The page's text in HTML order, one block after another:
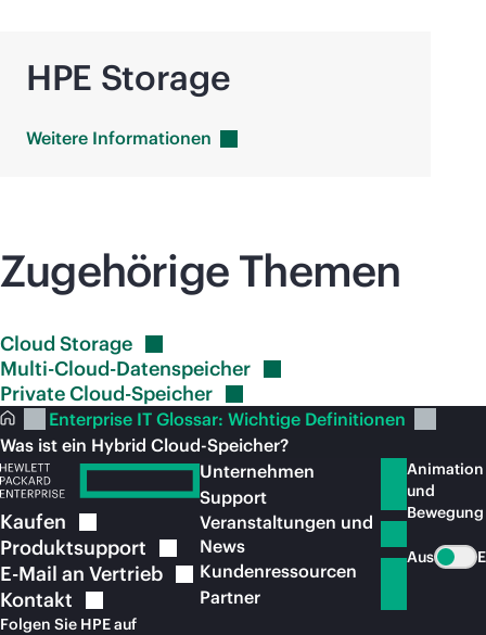
HPE Storage
Weitere Informationen
Zugehörige Themen
CloudStorage
Multi-Cloud-Datenspeicher
PrivateCloud-Speicher
Enterprise IT Glossar: Wichtige Definitionen
Was ist ein Hybrid Cloud-Speicher?
Kaufen
Produktsupport
E-Mail an Vertrieb
Kontakt
Folgen Sie HPE auf
Unternehmen
Support
Veranstaltungen und
News
Kundenressourcen
Partner
Animation
und
Bewegung
Aus